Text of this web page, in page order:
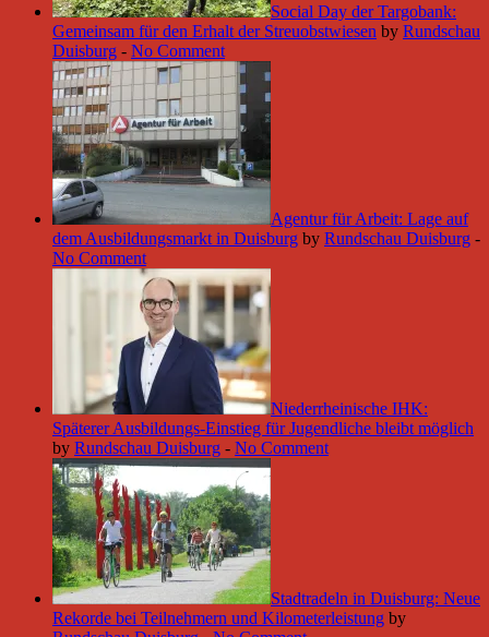
Social Day der Targobank:
Gemeinsam für den Erhalt der Streuobstwiesen by Rundschau
Duisburg - No Comment
Agentur für Arbeit: Lage auf
dem Ausbildungsmarkt in Duisburg by Rundschau Duisburg -
No Comment
Niederrheinische IHK:
Späterer Ausbildungs-Einstieg für Jugendliche bleibt möglich
by Rundschau Duisburg - No Comment
Stadtradeln in Duisburg: Neue
Rekorde bei Teilnehmern und Kilometerleistung by